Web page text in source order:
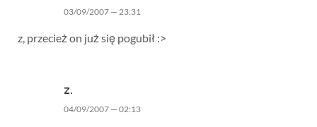
03/09/2007 — 23:31
z, przecież on już się pogubił :>
z.
04/09/2007 — 02:13